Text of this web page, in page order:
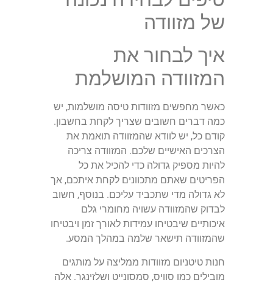
של מזוודה
איך לבחור את
המזוודה המושלמת
כאשר מחפשים מזוודות טיסה מושלמות, יש
כמה דברים חשובים שצריך לקחת בחשבון.
קודם כל, יש לוודא שהמזוודה תואמת את
הצרכים האישיים שלכם. המזוודה צריכה
להיות מספיק גדולה כדי להכיל את כל
הפריטים שאתם מתכוונים לקחת איתכם, אך
לא גדולה מדי שתכביד עליכם. בנוסף, חשוב
לבדוק שהמזוודה עשויה מחומרי גלם
איכותיים שיבטיחו עמידות לאורך זמן ויבטיחו
שהמזוודה תישאר שלמה במהלך המסע.
חנות טיטניום מזוודות ממליצה על מותגים
מובילים כמו סוויס, סמסונייט ושלזינגר. אלה